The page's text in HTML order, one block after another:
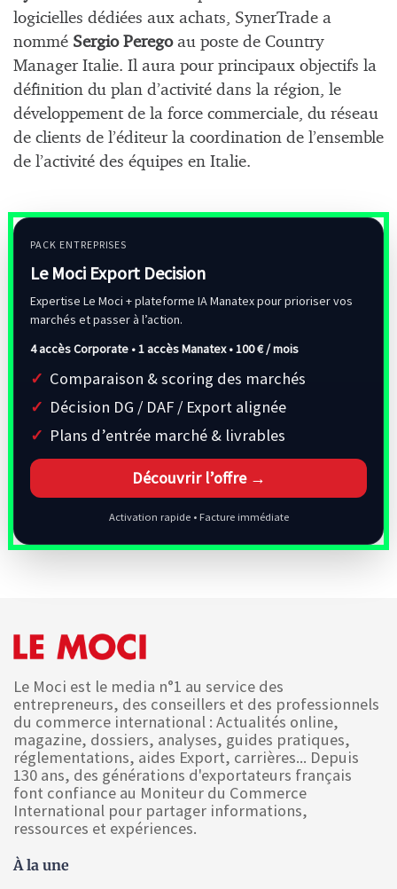
logicielles dédiées aux achats, SynerTrade a
nommé Sergio Peregoau poste de Country
Manager Italie. Il aura pour principaux objectifs la
définition du plan d’activité dans la région, le
développement de la force commerciale, du réseau
de clients de l’éditeur la coordination de l’ensemble
de l’activité des équipes en Italie.
PACK ENTREPRISES
Le Moci Export Decision
Expertise Le Moci + plateforme IA Manatex pour prioriser vos
marchés et passer à l’action.
4 accès Corporate • 1 accès Manatex •100 € / mois
Comparaison & scoring des marchés
Décision DG / DAF / Export alignée
Plans d’entrée marché & livrables
Découvrir l’offre →
Activation rapide • Facture immédiate
Le Moci est le media n°1 au service des
entrepreneurs, des conseillers et des professionnels
du commerce international : Actualités online,
magazine, dossiers, analyses, guides pratiques,
réglementations, aides Export, carrières... Depuis
130 ans, des générations d'exportateurs français
font confiance au Moniteur du Commerce
International pour partager informations,
ressources et expériences.
À la une